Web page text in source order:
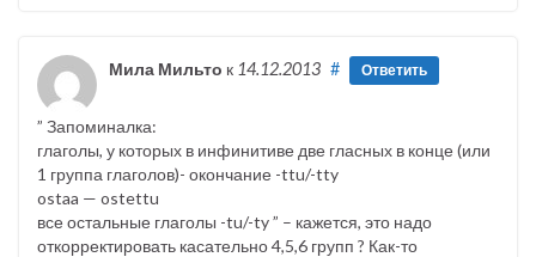
Мила Мильто к 14.12.2013 # Ответить
” Запоминалка:
глаголы, у которых в инфинитиве две гласных в конце (или
1 группа глаголов)- окончание -ttu/-tty
ostaa — ostettu
все остальные глаголы -tu/-ty ” – кажется, это надо
откорректировать касательно 4,5,6 групп ? Как-то